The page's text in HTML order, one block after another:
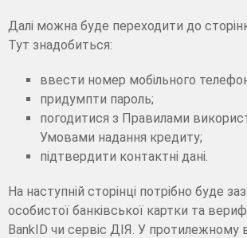
Далі можна буде переходити до
Тут знадобиться:
ввести номер мобільного
придумпти пароль;
погодитися з Правилами
Умовами надання кредиту;
підтвердити контактні дані.
На наступній сторінці потрібно буде
особистої банківської картки та
BankID чи сервіс ДІЯ. У протилежному